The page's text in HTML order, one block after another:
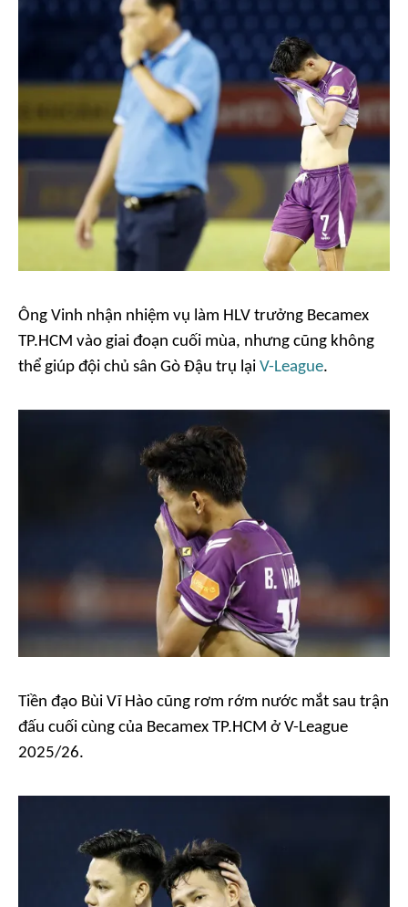
Ông Vinh nhận nhiệm vụ làm HLV trưởng Becamex
TP.HCM vào giai đoạn cuối mùa, nhưng cũng không
thể giúp đội chủ sân Gò Đậu trụ lại V-League.
Tiền đạo Bùi Vĩ Hào cũng rơm rớm nước mắt sau trận
đấu cuối cùng của Becamex TP.HCM ở V-League
2025/26.